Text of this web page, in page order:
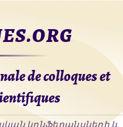
de colloques et